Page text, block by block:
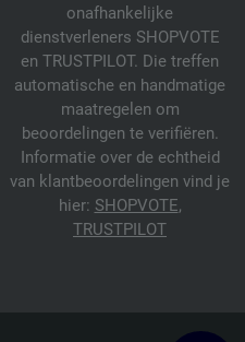
onafhankelijke
dienstverleners SHOPVOTE
en TRUSTPILOT. Die treffen
automatische en handmatige
maatregelen om
beoordelingen te verifiëren.
Informatie over de echtheid
van klantbeoordelingen vind je
hier: SHOPVOTE,
TRUSTPILOT